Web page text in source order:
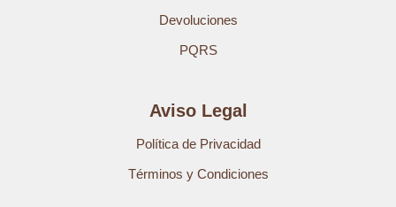
Devoluciones
PQRS
Aviso Legal
Política de Privacidad
Términos y Condiciones